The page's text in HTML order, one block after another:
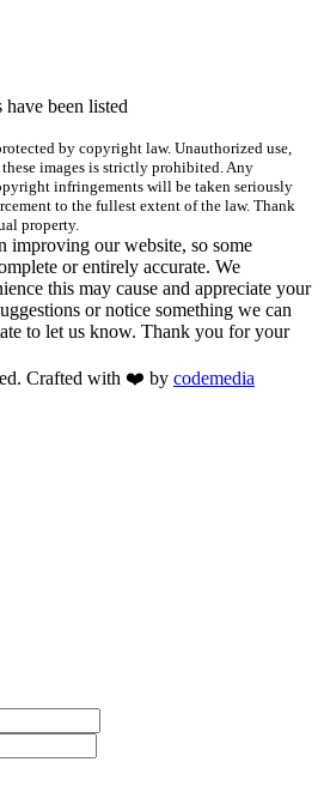
been listed
by copyright law. Unauthorized use,
images is strictly prohibited. Any
infringements will be taken seriously
to the fullest extent of the law. Thank
property.
improving our website, so some
or entirely accurate. We
this may cause and appreciate your
or notice something we can
to let us know. Thank you for your
Crafted with ❤️ by codemedia